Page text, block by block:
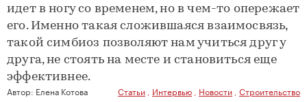
идет в ногу со временем, но в чем-то опережает
его. Именно такая сложившаяся взаимосвязь,
такой симбиоз позволяют нам учиться друг у
друга, не стоять на месте и становиться еще
эффективнее.
Автор: Елена Котова Статьи Интервью Новости Строительство